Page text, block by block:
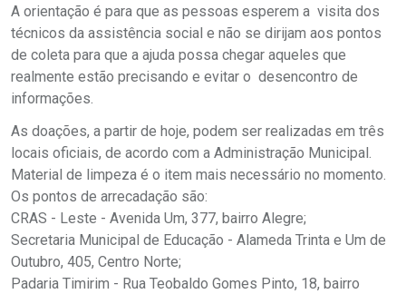
A orientação é para que as pessoas esperem a visita dos
técnicos da assistência social e não se dirijam aos pontos
de coleta para que a ajuda possa chegar aqueles que
realmente estão precisando e evitar o desencontro de
informações.
As doações, a partir de hoje, podem ser realizadas em três
locais oficiais, de acordo com a Administração Municipal.
Material de limpeza é o item mais necessário no momento.
Os pontos de arrecadação são:
CRAS - Leste - Avenida Um, 377, bairro Alegre;
Secretaria Municipal de Educação - Alameda Trinta e Um de
Outubro, 405, Centro Norte;
Padaria Timirim - Rua Teobaldo Gomes Pinto, 18, bairro